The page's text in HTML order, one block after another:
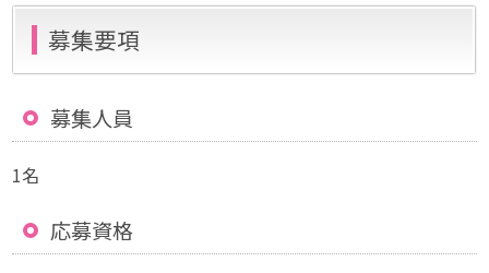
募集要項
募集人員
1名
応募資格